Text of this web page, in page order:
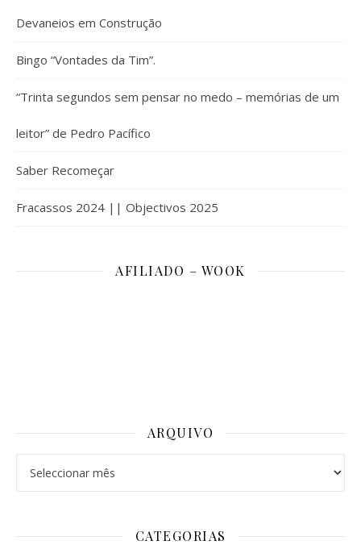
Devaneios em Construção
Bingo “Vontades da Tim”.
“Trinta segundos sem pensar no medo – memórias de um
leitor” de Pedro Pacífico
Saber Recomeçar
Fracassos 2024 || Objectivos 2025
AFILIADO – WOOK
ARQUIVO
CATEGORIAS